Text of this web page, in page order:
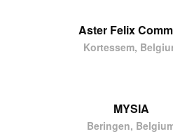
Aster Felix
Kortessem,
MYSIA
Beringen,